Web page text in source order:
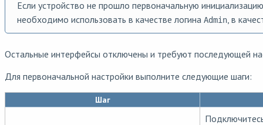
Если устройство не прошло первоначальную
необходимо использовать в качестве логина Admin, в
Остальные интерфейсы отключены и требуют последующей
Для первоначальной настройки выполните следующие шаги:
Шаг